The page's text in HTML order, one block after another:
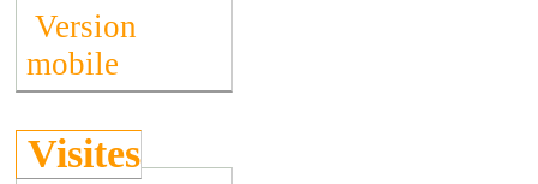
Version
mobile
Visites